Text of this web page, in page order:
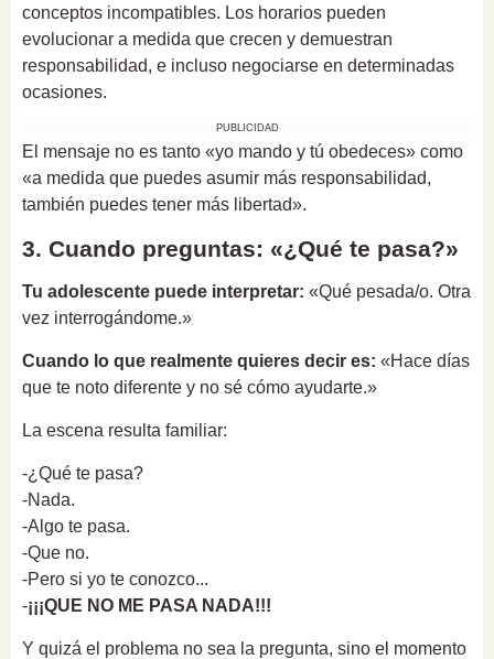
conceptos incompatibles. Los horarios pueden
evolucionar a medida que crecen y demuestran
responsabilidad, e incluso negociarse en determinadas
ocasiones.
PUBLICIDAD
El mensaje no es tanto «yo mando y tú obedeces» como
«a medida que puedes asumir más responsabilidad,
también puedes tener más libertad».
3. Cuando preguntas: «¿Qué te pasa?»
Tu adolescente puede interpretar: «Qué pesada/o. Otra
vez interrogándome.»
Cuando lo que realmente quieres decir es: «Hace días
que te noto diferente y no sé cómo ayudarte.»
La escena resulta familiar:
-¿Qué te pasa?
-Nada.
-Algo te pasa.
-Que no.
-Pero si yo te conozco...
-¡¡¡QUE NO ME PASA NADA!!!
Y quizá el problema no sea la pregunta, sino el momento